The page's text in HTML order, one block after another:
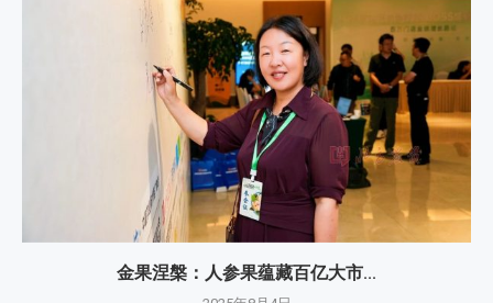
金果涅槃：人参果蕴藏百亿大市...